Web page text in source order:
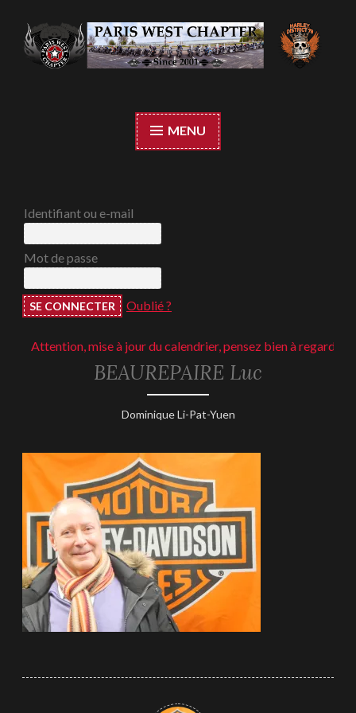
Accéder
au
contenu
MENU
Identifiant ou e-mail
Mot de passe
Oublié ?
Attention, mise à jour du calendrier, pensez bien à regarder ;-)
BEAUREPAIRE Luc
21
Dominique Li-Pat-Yuen